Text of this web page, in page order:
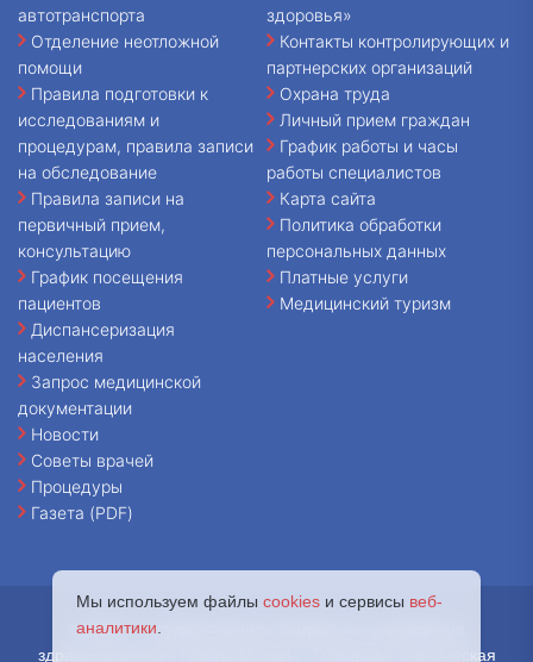
автотранспорта
Отделение неотложной
помощи
Правила подготовки к
исследованиям и
процедурам, правила записи
на обследование
Правила записи на
первичный прием,
консультацию
График посещения
пациентов
Диспансеризация
населения
Запрос медицинской
документации
Новости
Советы врачей
Процедуры
Газета (PDF)
здоровья»
Контакты контролирующих и
партнерских организаций
Охрана труда
Личный прием граждан
График работы и часы
работы специалистов
Карта сайта
Политика обработки
персональных данных
Платные услуги
Медицинский туризм
© 2026 - Государственное бюджетное учреждение
здравоохранения города Москвы «Городская клиническая
Мы используем файлы cookies и сервисы веб-
аналитики